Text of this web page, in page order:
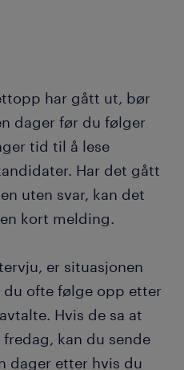
har gått ut, bør
dager før du følger
tid til å lese
Har det gått
uten svar, kan det
kort melding.
er situasjonen
du ofte følge opp etter
Hvis de sa at
kan du sende
dager etter hvis du